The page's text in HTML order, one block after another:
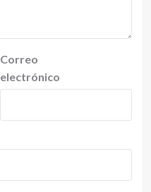
Correo
electrónico